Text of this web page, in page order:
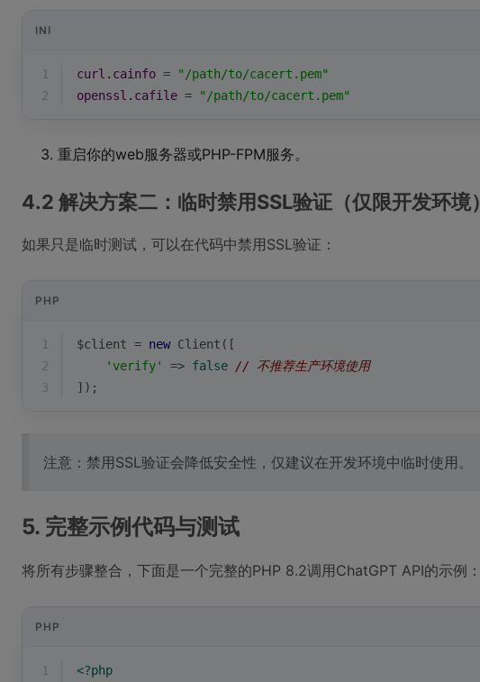
INI
1 curl.cainfo =
"/path/to/cacert.pem"
2
openssl.cafile = "/path/to/cacert.pem"
重启你的web服务器或PHP-FPM服务。
4.2 解决方案二：临时禁用SSL验证（仅限开发环境）
如果只是临时测试，可以在代码中禁用SSL验证：
PHP
1 $client = new Client([
2
'verify' => false // 不推荐生产环境使用
3
]);
注意：禁用SSL验证会降低安全性，仅建议在开发环境中临时使用。
5. 完整示例代码与测试
将所有步骤整合，下面是一个完整的PHP 8.2调用ChatGPT API的示例：
PHP
1 <?php